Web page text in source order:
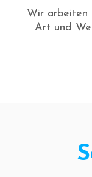
Wir arbeiten
Art und